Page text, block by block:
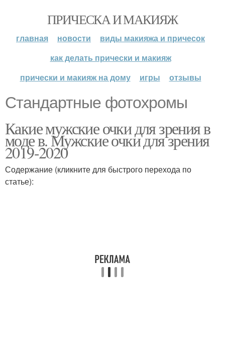
ПРИЧЕСКА И МАКИЯЖ
главная новости
виды макияжа и причесок
как делать прически и макияж
прически и макияж на дому
игры отзывы
Стандартные фотохромы
Какие мужские очки для зрения в
моде в. Мужские очки для зрения
2019-2020
Содержание (кликните для быстрого перехода по
статье):